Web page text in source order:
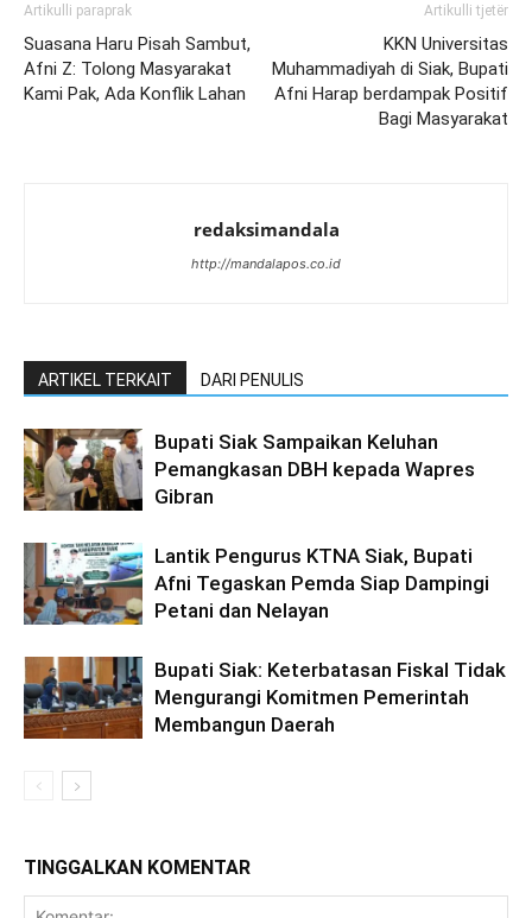
Artikulli paraprak
Suasana Haru Pisah Sambut,
Afni Z: Tolong Masyarakat
Kami Pak, Ada Konflik Lahan
Artikulli tjetër
KKN Universitas
Muhammadiyah di Siak, Bupati
Afni Harap berdampak Positif
Bagi Masyarakat
redaksimandala
http://mandalapos.co.id
ARTIKEL TERKAIT DARI PENULIS
Bupati Siak Sampaikan Keluhan
Pemangkasan DBH kepada Wapres
Gibran
Lantik Pengurus KTNA Siak, Bupati
Afni Tegaskan Pemda Siap Dampingi
Petani dan Nelayan
Bupati Siak: Keterbatasan Fiskal Tidak
Mengurangi Komitmen Pemerintah
Membangun Daerah
TINGGALKAN KOMENTAR